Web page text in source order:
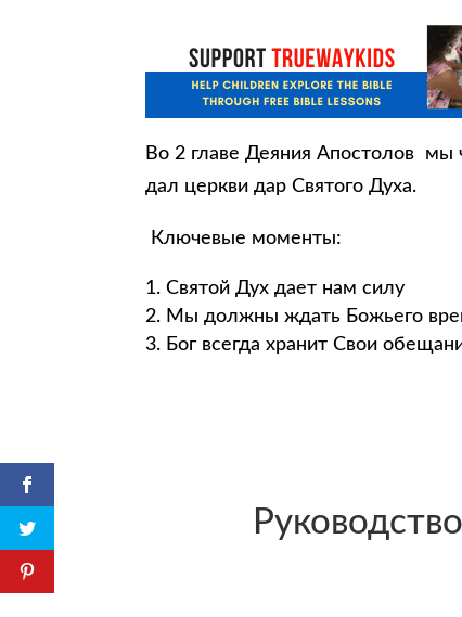
Во 2 главе Деяния Апостолов мы
дал церкви дар Святого Духа.
Ключевые моменты:
Святой Дух дает нам силу
Мы должны ждать Божьего
Бог всегда хранит Свои